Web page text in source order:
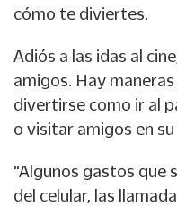
cómo te diviertes.
Adiós a las idas al
amigos. Hay
divertirse como ir al
o visitar amigos en su
“Algunos gastos que
del celular, las